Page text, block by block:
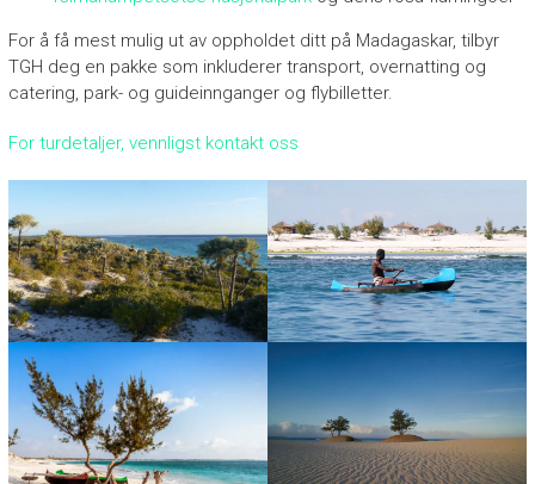
For å få mest mulig ut av oppholdet ditt på Madagaskar, tilbyr
TGH deg en pakke som inkluderer transport, overnatting og
catering, park- og guideinnganger og flybilletter.
For turdetaljer, vennligst kontakt oss